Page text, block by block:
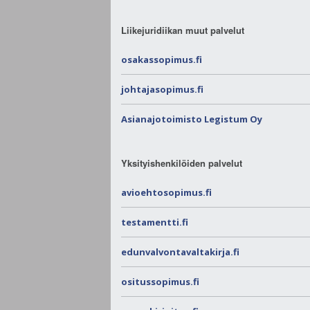
Liikejuridiikan muut palvelut
osakassopimus.fi
johtajasopimus.fi
Asianajotoimisto Legistum Oy
Yksityishenkilöiden palvelut
avioehtosopimus.fi
testamentti.fi
edunvalvontavaltakirja.fi
ositussopimus.fi